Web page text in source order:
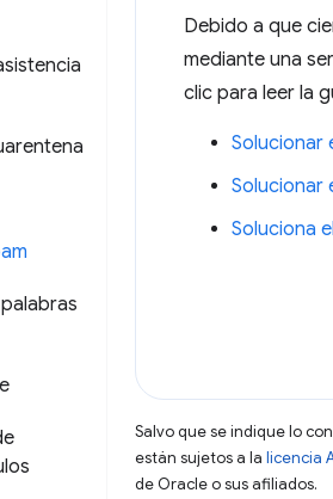
Debido a que
mediante una
clic para leer la
Solucionar
Solucionar
Soluciona
Salvo que se indique lo
están sujetos a la licencia
de Oracle o sus afiliados.